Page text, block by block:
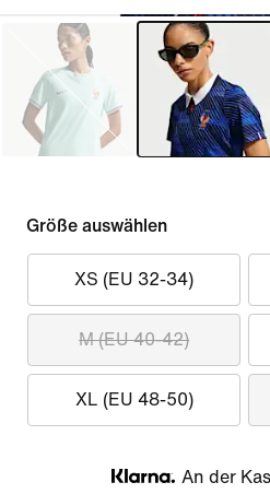
Größe auswählen
XS (EU 32-34)
M (EU 40-42)
XL (EU 48-50)
Klarna
An der